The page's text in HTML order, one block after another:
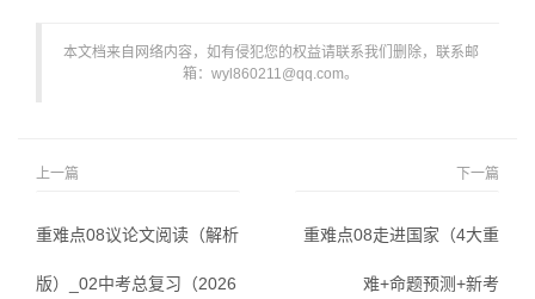
本文档来自网络内容，如有侵犯您的权益请联系我们删除，联系邮
箱：wyl860211@qq.com。
上一篇
重难点08议论文阅读（解析
版）_02中考总复习（2026
下一篇
重难点08走进国家（4大重
难+命题预测+新考